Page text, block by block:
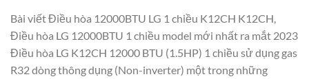
Bài viết Điều hòa 12000BTU LG 1 chiều K12CH K12CH,
Điều hòa LG 12000BTU 1 chiều model mới nhất ra mắt 2023
Điều hòa LG K12CH 12000 BTU (1.5HP) 1 chiều sử dụng gas
R32 dòng thông dụng (Non-inverter) một trong những